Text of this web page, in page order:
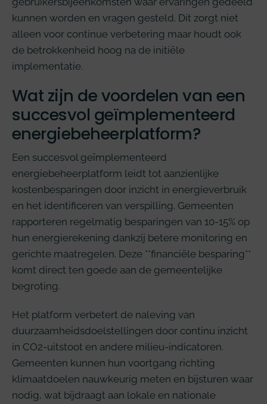
kunnen worden en vragen gesteld. Dit zorgt niet
alleen voor continue verbetering maar houdt ook
de betrokkenheid hoog na de initiële
implementatie.
Wat zijn de voordelen van een
succesvol geïmplementeerd
energiebeheerplatform?
Een succesvol geïmplementeerd
energiebeheerplatform leidt tot aanzienlijke
kostenbesparingen door inzicht in energieverbruik
en het identificeren van verspilling. Gemeenten
rapporteren regelmatig besparingen van 10-15% op
hun energierekening dankzij betere monitoring en
gerichte maatregelen. Deze **financiële besparing**
komt direct ten goede aan de gemeentelijke
begroting.
Het platform verbetert de naleving van
duurzaamheidsdoelstellingen door continu inzicht
in CO2-uitstoot en andere milieu-indicatoren.
Gemeenten kunnen hun voortgang richting
klimaatdoelen nauwkeurig meten en bijsturen waar
nodig, wat bijdraagt aan lokale en nationale